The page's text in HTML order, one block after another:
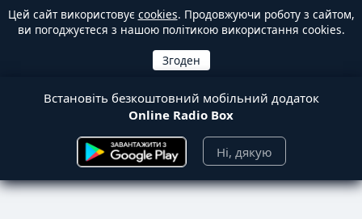
Цей сайт використовує cookies. Продовжуючи роботу з сайтом,
ви погоджуєтеся з нашою політикою використання cookies.
Встановіть безкоштовний мобільний додаток
Online Radio Box
Ні, дякую